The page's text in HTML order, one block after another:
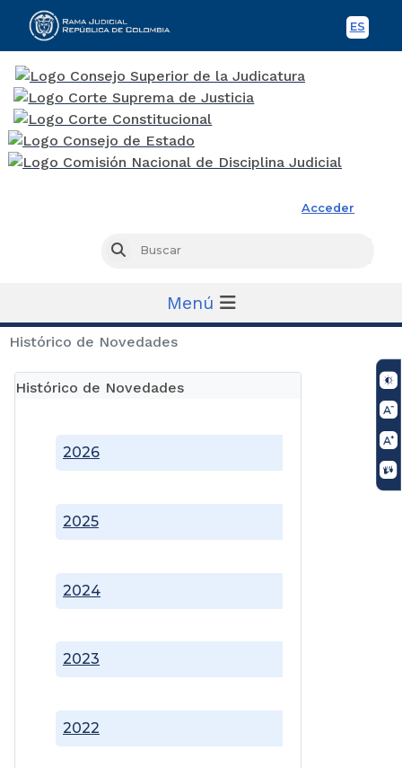
ES
Acceder
Buscar
Menú
Histórico de Novedades
Histórico de Novedades
2022
2023
2024
2025
2026